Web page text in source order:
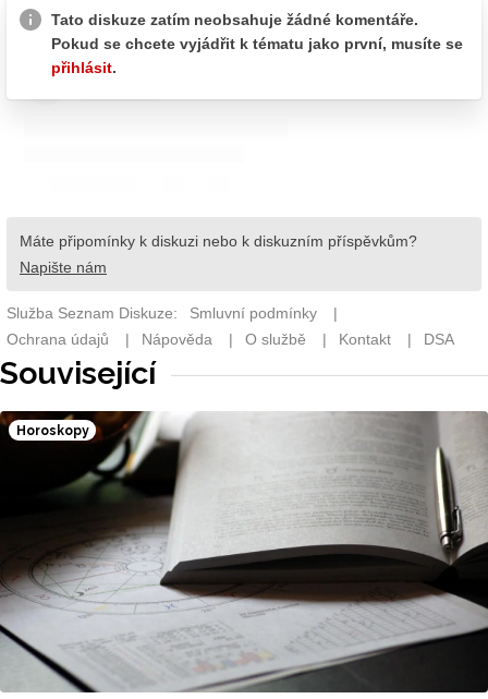
Související
Horoskopy